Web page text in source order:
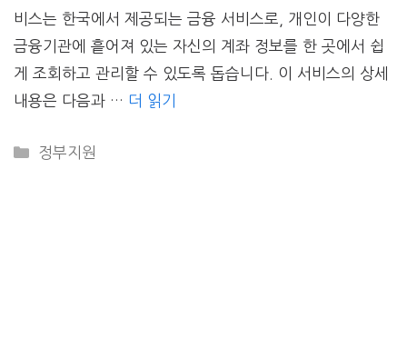
비스는 한국에서 제공되는 금융 서비스로, 개인이 다양한
금융기관에 흩어져 있는 자신의 계좌 정보를 한 곳에서 쉽
게 조회하고 관리할 수 있도록 돕습니다. 이 서비스의 상세
내용은 다음과 … 더 읽기
CATEGORIES
정부지원